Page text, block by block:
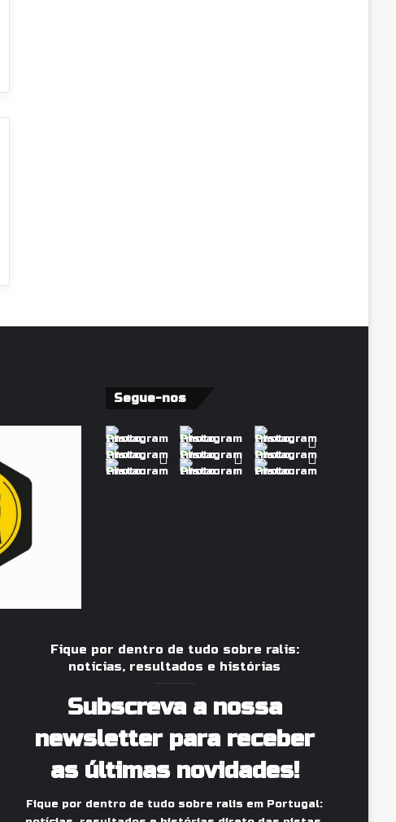
Segue-nos
Fique por dentro de tudo sobre ralis:
notícias, resultados e histórias
Subscreva a nossa
newsletter para receber
as últimas novidades!
Fique por dentro de tudo sobre ralis em Portugal: